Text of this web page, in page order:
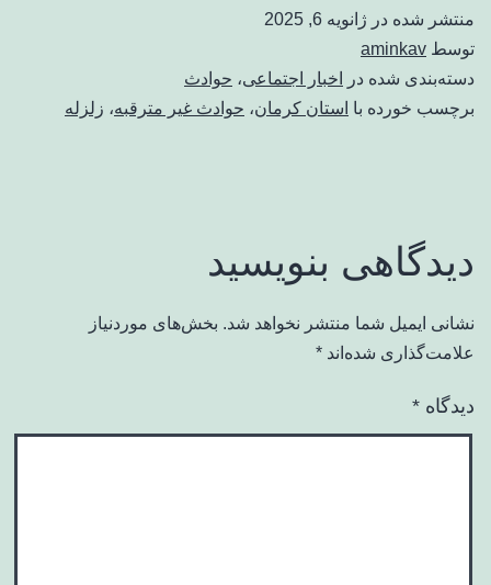
منتشر شده در ژانویه 6, 2025
توسط aminkav
دسته‌بندی شده در
اخبار اجتماعی، حوادث
برچسب خورده با استان کرمان، حوادث غیر مترقبه، زلزله
دیدگاهی بنویسید
نشانی ایمیل شما منتشر نخواهد شد. بخش‌های موردنیاز
علامت‌گذاری شده‌اند *
دیدگاه *